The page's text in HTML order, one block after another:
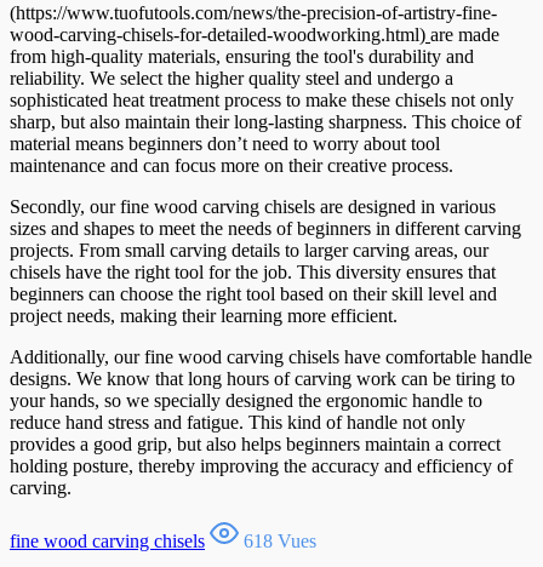
(https://www.tuofutools.com/news/the-precision-of-artistry-fine-
wood-carving-chisels-for-detailed-woodworking.html) are made
from high-quality materials, ensuring the tool's durability and
reliability. We select the higher quality steel and undergo a
sophisticated heat treatment process to make these chisels not only
sharp, but also maintain their long-lasting sharpness. This choice of
material means beginners don’t need to worry about tool
maintenance and can focus more on their creative process.
Secondly, our fine wood carving chisels are designed in various
sizes and shapes to meet the needs of beginners in different carving
projects. From small carving details to larger carving areas, our
chisels have the right tool for the job. This diversity ensures that
beginners can choose the right tool based on their skill level and
project needs, making their learning more efficient.
Additionally, our fine wood carving chisels have comfortable handle
designs. We know that long hours of carving work can be tiring to
your hands, so we specially designed the ergonomic handle to
reduce hand stress and fatigue. This kind of handle not only
provides a good grip, but also helps beginners maintain a correct
holding posture, thereby improving the accuracy and efficiency of
carving.
fine wood carving chisels 618 Vues